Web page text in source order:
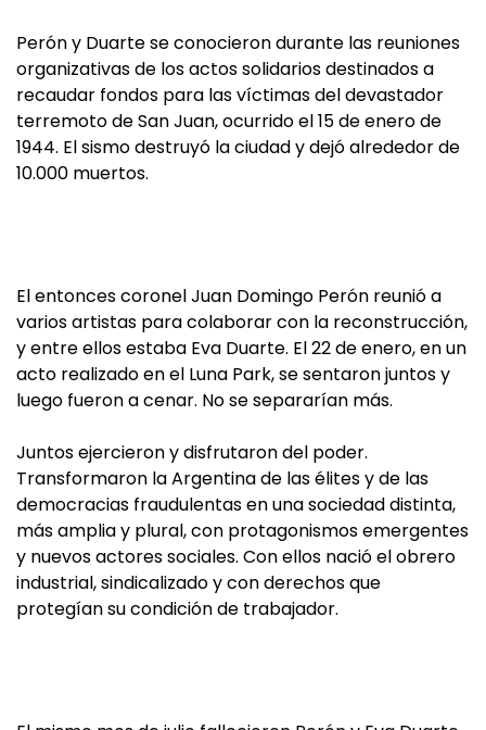
Perón y Duarte se conocieron durante las reuniones
organizativas de los actos solidarios destinados a
recaudar fondos para las víctimas del devastador
terremoto de San Juan, ocurrido el 15 de enero de
1944. El sismo destruyó la ciudad y dejó alrededor de
10.000 muertos.
El entonces coronel Juan Domingo Perón reunió a
varios artistas para colaborar con la reconstrucción,
y entre ellos estaba Eva Duarte. El 22 de enero, en un
acto realizado en el Luna Park, se sentaron juntos y
luego fueron a cenar. No se separarían más.
Juntos ejercieron y disfrutaron del poder.
Transformaron la Argentina de las élites y de las
democracias fraudulentas en una sociedad distinta,
más amplia y plural, con protagonismos emergentes
y nuevos actores sociales. Con ellos nació el obrero
industrial, sindicalizado y con derechos que
protegían su condición de trabajador.